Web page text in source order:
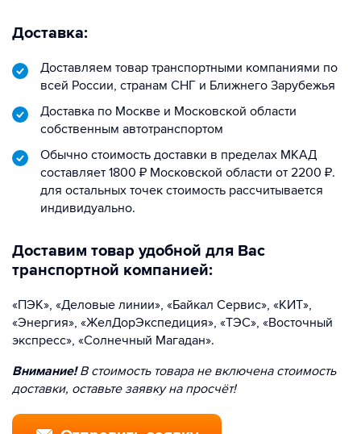
Доставка:
Доставляем товар транспортными компаниями по
всей России, странам СНГ и Ближнего Зарубежья
Доставка по Москве и Московской области
собственным автотранспортом
Обычно стоимость доставки в пределах МКАД
составляет 1800 ₽ Московской области от 2200 ₽.
для остальных точек стоимость рассчитывается
индивидуально.
Доставим товар удобной для Вас
транспортной компанией:
«ПЭК», «Деловые линии», «Байкал Сервис», «КИТ»,
«Энергия», «ЖелДорЭкспедиция», «ТЭС», «Восточный
экспресс», «Солнечный Магадан».
Внимание!В стоимость товара не включена стоимость
доставки, оставьте заявку на просчёт!